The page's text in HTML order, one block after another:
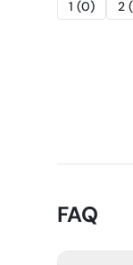
1 (0) 2 (
FAQ